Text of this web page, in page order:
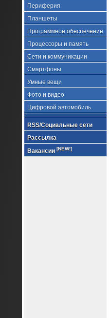
Периферия
Планшеты
Программное обеспечение
Процессоры и память
Сети и коммуникации
Смартфоны
Умные вещи
Фото и видео
Цифровой автомобиль
RSS/Социальные сети
Рассылка
Вакансии [NEW!]